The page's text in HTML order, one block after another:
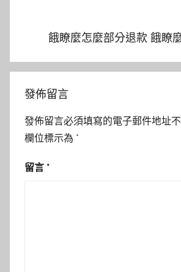
餓瞭麼怎麼部分退款 餓瞭
發佈留言
發佈留言必須填寫的電子郵件地址
欄位標示為 *
留言 *